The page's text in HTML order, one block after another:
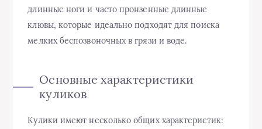
длинные ноги и часто пронзенные длинные
клювы, которые идеально подходят для поиска
мелких беспозвоночных в грязи и воде.
Основные характеристики
куликов
Кулики имеют несколько общих характеристик: